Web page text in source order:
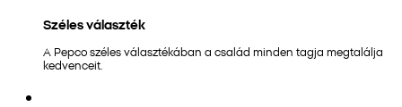
Széles választék
A Pepco széles választékában a család minden tagja megtalálja
kedvenceit.